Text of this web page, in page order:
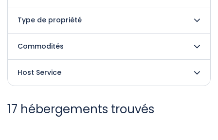
Type de propriété
Commodités
Host Service
17 hébergements trouvés